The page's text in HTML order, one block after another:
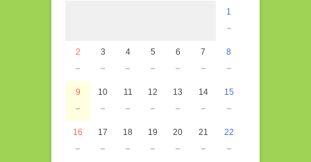
1
－
2
－
3
－
4
－
5
－
6
－
7
－
8
－
9
－
10
－
11
－
12
－
13
－
14
－
15
－
16
－
17
－
18
－
19
－
20
－
21
－
22
－